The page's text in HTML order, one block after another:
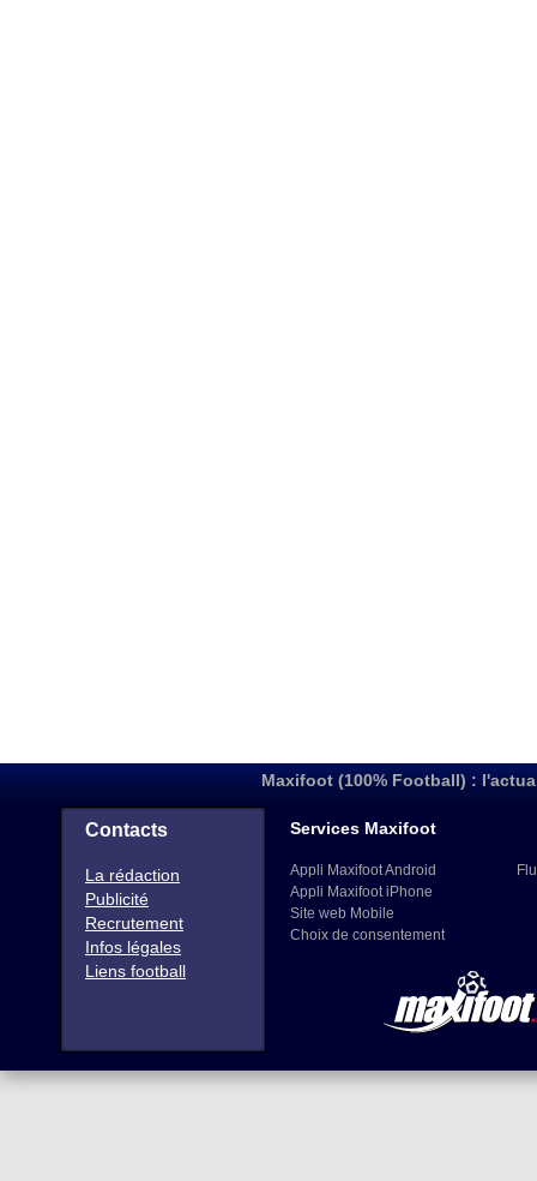
Maxifoot (100% Football) :
Contacts
La rédaction
Publicité
Recrutement
Infos légales
Liens football
Services Maxifoot
Appli Maxifoot Android
Appli Maxifoot iPhone
Site web Mobile
Choix de consentement